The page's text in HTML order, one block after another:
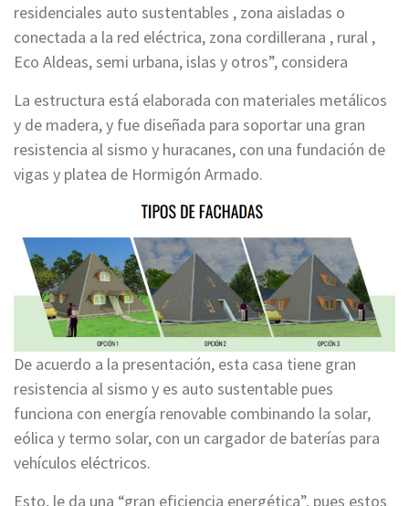
residenciales auto sustentables , zona aisladas o
conectada a la red eléctrica, zona cordillerana , rural ,
Eco Aldeas, semi urbana, islas y otros”, considera
La estructura está elaborada con materiales metálicos
y de madera, y fue diseñada para soportar una gran
resistencia al sismo y huracanes, con una fundación de
vigas y platea de Hormigón Armado.
De acuerdo a la presentación, esta casa tiene gran
resistencia al sismo y es auto sustentable pues
funciona con energía renovable combinando la solar,
eólica y termo solar, con un cargador de baterías para
vehículos eléctricos.
Esto, le da una “gran eficiencia energética”, pues estos